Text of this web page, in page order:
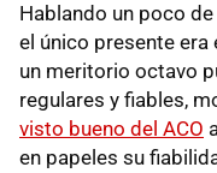
Hablando un poco
el único presente era
un meritorio octavo
regulares y fiables,
visto bueno del ACO
en papeles su